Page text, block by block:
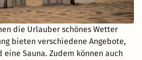
die Urlauber schönes Wetter
bieten verschiedene Angebote,
Sauna. Zudem können auch